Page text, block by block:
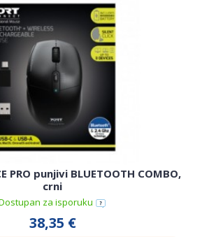
PRO punjivi BLUETOOTH COMBO,
crni
za isporuku
38,35 €